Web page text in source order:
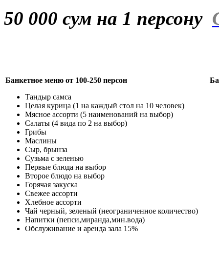
50 000 сум на 1 персону
Банкетное меню от 100-250 персон
Тандыр самса
Целая курица (1 на каждый стол на 10 человек)
Мясное ассорти (5 наименований на выбор)
Салаты (4 вида по 2 на выбор)
Грибы
Маслины
Сыр, брынза
Сузьма с зеленью
Первые блюда на выбор
Второе блюдо на выбор
Горячая закуска
Свежее ассорти
Хлебное ассорти
Чай черный, зеленый (неограниченное количество)
Напитки (пепси,миранда,мин.вода)
Обслуживание и аренда зала 15%